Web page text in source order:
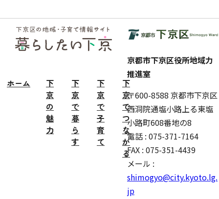
フッ
ター
ホーム
下
京
の
魅
力
下
京
で
暮
ら
す
下
京
で
子
育
て
下
京
で
つ
な
が
る
京都市下京区役所地域力
推進室
〒600-8588 京都市下京区
西洞院通塩小路上る東塩
小路町608番地の8
電話 : 075-371-7164
FAX : 075-351-4439
メール :
shimogyo@city.kyoto.lg.
jp